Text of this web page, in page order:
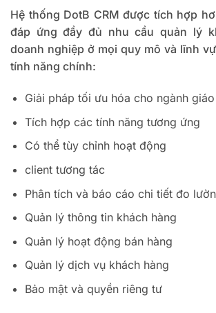
Hệ thống DotB CRM được tích hợp
đáp ứng đầy đủ nhu cầu quản lý
doanh nghiệp ở mọi quy mô và lĩnh
tính năng chính:
Giải pháp tối ưu hóa cho ngành
Tích hợp các tính năng tương ứng
Có thể tùy chỉnh hoạt động
client tương tác
Phân tích và báo cáo chi tiết đo
Quản lý thông tin khách hàng
Quản lý hoạt động bán hàng
Quản lý dịch vụ khách hàng
Bảo mật và quyền riêng tư